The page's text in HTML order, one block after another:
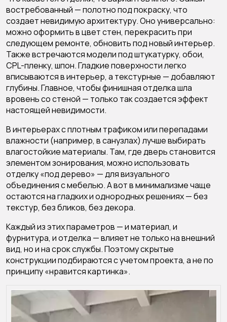
востребованный — полотно под покраску, что
создает невидимую архитектуру. Оно универсально:
можно оформить в цвет стен, перекрасить при
следующем ремонте, обновить под новый интерьер.
Также встречаются модели под штукатурку, обои,
CPL-пленку, шпон. Гладкие поверхности легко
вписываются в интерьер, а текстурные — добавляют
глубины. Главное, чтобы финишная отделка шла
вровень со стеной — только так создается эффект
настоящей невидимости.
В интерьерах с плотным трафиком или перепадами
влажности (например, в санузлах) лучше выбирать
влагостойкие материалы. Там, где дверь становится
элементом зонирования, можно использовать
отделку «под дерево» — для визуального
объединения с мебелью. А вот в минимализме чаще
остаются на гладких и однородных решениях — без
текстур, без бликов, без декора.
Каждый из этих параметров — и материал, и
фурнитура, и отделка — влияет не только на внешний
вид, но и на срок службы. Поэтому скрытые
конструкции подбираются с учетом проекта, а не по
принципу «нравится картинка».